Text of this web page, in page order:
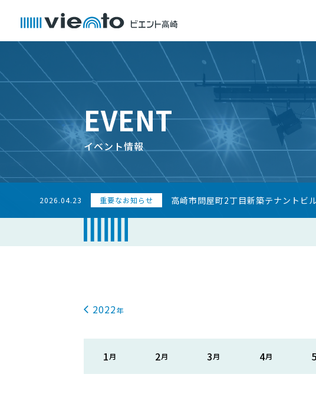
EVENT
イベント情報
2026.04.23 重要なお知らせ 高崎市問屋町2丁目新築テナントビ
2022
1 2 3 4 5